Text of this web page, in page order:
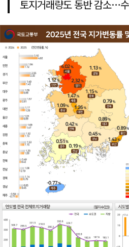
토지거래량도 동반 감소…